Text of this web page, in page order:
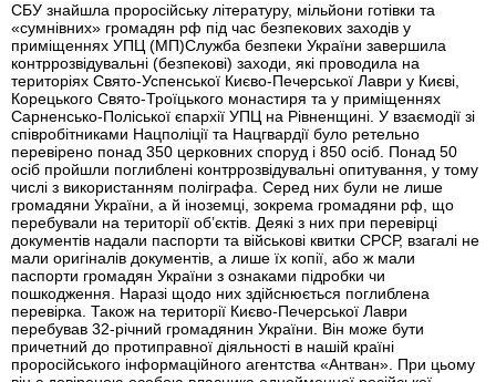
СБУ знайшла проросійську літературу, мільйони готівки та
«сумнівних» громадян рф під час безпекових заходів у
приміщеннях УПЦ (МП)Служба безпеки України завершила
контррозвідувальні (безпекові) заходи, які проводила на
територіях Свято-Успенської Києво-Печерської Лаври у Києві,
Корецького Свято-Троїцького монастиря та у приміщеннях
Сарненсько-Поліської єпархії УПЦ на Рівненщині. У взаємодії зі
співробітниками Нацполіції та Нацгвардії було ретельно
перевірено понад 350 церковних споруд і 850 осіб. Понад 50
осіб пройшли поглиблені контррозвідувальні опитування, у тому
числі з використанням поліграфа. Серед них були не лише
громадяни України, а й іноземці, зокрема громадяни рф, що
перебували на території об’єктів. Деякі з них при перевірці
документів надали паспорти та військові квитки СРСР, взагалі не
мали оригіналів документів, а лише їх копії, або ж мали
паспорти громадян України з ознаками підробки чи
пошкодження. Наразі щодо них здійснюється поглиблена
перевірка. Також на території Києво-Печерської Лаври
перебував 32-річний громадянин України. Він може бути
причетний до протиправної діяльності в нашій країні
проросійського інформаційного агентства «Антван». При цьому